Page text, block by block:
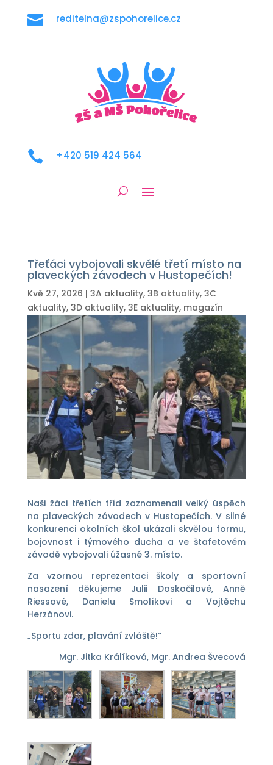
 reditelna@zspohorelice.cz
 +420 519 424 564
Třeťáci vybojovali skvělé třetí místo na
plaveckých závodech v Hustopečích!
Kvě 27, 2026 | 3A aktuality, 3B aktuality, 3C
aktuality, 3D aktuality, 3E aktuality, magazín
Naši žáci třetích tříd zaznamenali velký úspěch
na plaveckých závodech v Hustopečích. V silné
konkurenci okolních škol ukázali skvělou formu,
bojovnost i týmového ducha a ve štafetovém
závodě vybojovali úžasné 3. místo.
Za vzornou reprezentaci školy a sportovní
nasazení děkujeme Julii Doskočilové, Anně
Riessové, Danielu Smolíkovi a Vojtěchu
Herzánovi.
„Sportu zdar, plavání zvláště!“
Mgr. Jitka Králíková, Mgr. Andrea Švecová